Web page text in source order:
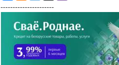
----------------------